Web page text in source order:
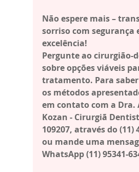
Não espere mais –
sorriso com segurança
excelência!
Pergunte ao cirurgião-
sobre opções viáveis
tratamento. Para
os métodos
em contato com a Dra.
Kozan - Cirurgiã
109207, através do (11)
ou mande uma
WhatsApp (11) 95341-